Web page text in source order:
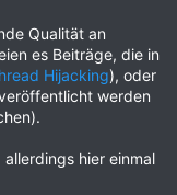
Qualität an
es Beiträge, die in
Hijacking), oder
werden
hier einmal